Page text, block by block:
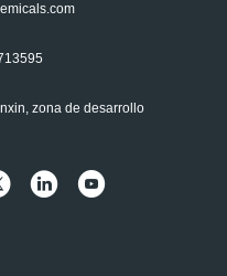
zona de desarrollo